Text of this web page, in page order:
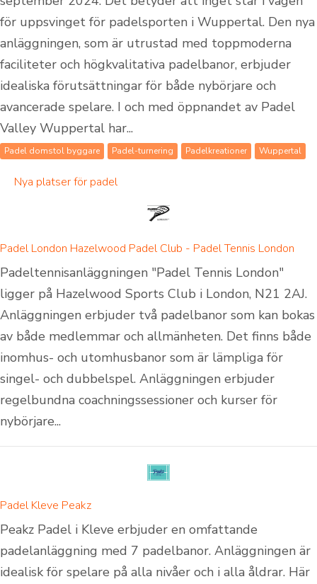
för uppsvinget för padelsporten i Wuppertal. Den nya
anläggningen, som är utrustad med toppmoderna
faciliteter och högkvalitativa padelbanor, erbjuder
idealiska förutsättningar för både nybörjare och
avancerade spelare. I och med öppnandet av Padel
Valley Wuppertal har...
Padel domstol byggare Padel-turnering Padelkreationer Wuppertal
Nya platser för padel
Padel London Hazelwood Padel Club - Padel Tennis London
Padeltennisanläggningen "Padel Tennis London"
ligger på Hazelwood Sports Club i London, N21 2AJ.
Anläggningen erbjuder två padelbanor som kan bokas
av både medlemmar och allmänheten. Det finns både
inomhus- och utomhusbanor som är lämpliga för
singel- och dubbelspel. Anläggningen erbjuder
regelbundna coachningssessioner och kurser för
nybörjare...
Padel Kleve Peakz
Peakz Padel i Kleve erbjuder en omfattande
padelanläggning med 7 padelbanor. Anläggningen är
idealisk för spelare på alla nivåer och i alla åldrar. Här